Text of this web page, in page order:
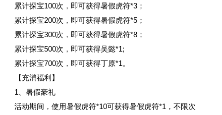
累计探宝100次，即可获得暑假虎符*3；
累计探宝200次，即可获得暑假虎符*5；
累计探宝300次，即可获得暑假虎符*8；
累计探宝500次，即可获得吴懿*1;
累计探宝700次，即可获得丁原*1。
【充消福利】
1、暑假豪礼
活动期间，使用暑假虎符*10可获得暑假虎符*1，不限次